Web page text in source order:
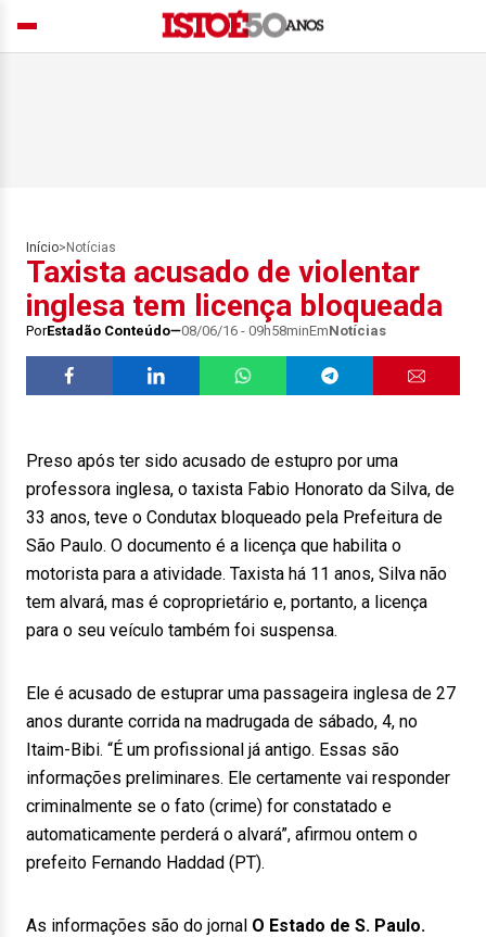
Início> Notícias
Taxista acusado de violentar
inglesa tem licença bloqueada
PorEstadão Conteúdo 08/06/16 - 09h58minEmNotícias
Preso após ter sido acusado de estupro por uma
professora inglesa, o taxista Fabio Honorato da Silva, de
33 anos, teve o Condutax bloqueado pela Prefeitura de
São Paulo. O documento é a licença que habilita o
motorista para a atividade. Taxista há 11 anos, Silva não
tem alvará, mas é coproprietário e, portanto, a licença
para o seu veículo também foi suspensa.
Ele é acusado de estuprar uma passageira inglesa de 27
anos durante corrida na madrugada de sábado, 4, no
Itaim-Bibi. “É um profissional já antigo. Essas são
informações preliminares. Ele certamente vai responder
criminalmente se o fato (crime) for constatado e
automaticamente perderá o alvará”, afirmou ontem o
prefeito Fernando Haddad (PT).
As informações são do jornal O Estado de S. Paulo.